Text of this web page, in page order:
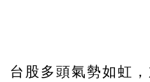
台股多頭氣勢如虹